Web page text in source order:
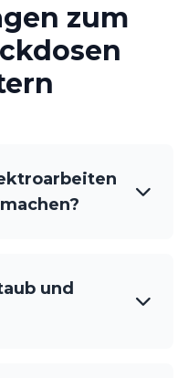
zum
und